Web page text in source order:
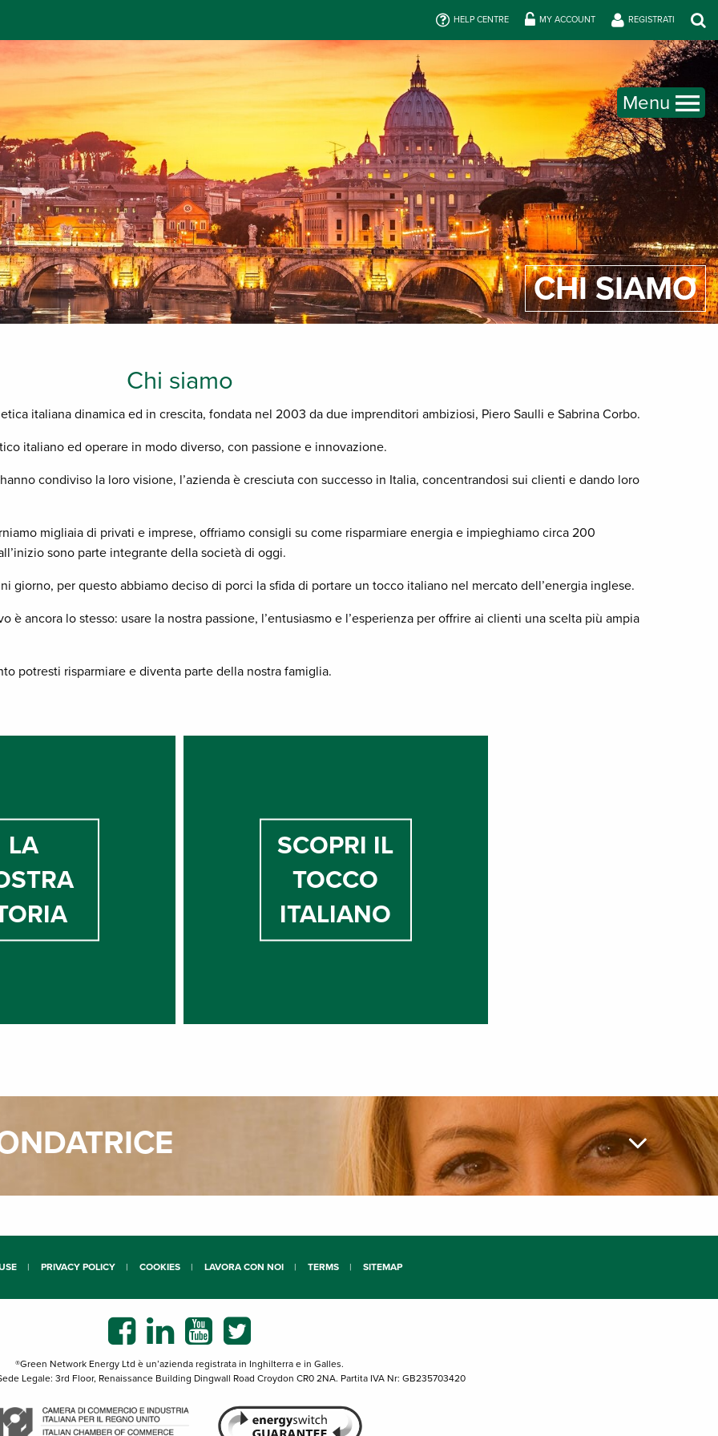
HELP CENTRE MY ACCOUNT REGISTRATI
Menu
CHI SIAMO
Chi siamo
italiana dinamica ed in crescita, fondata nel 2003 da due imprenditori ambiziosi, Piero Saulli e Sabrina Corbo.
italiano ed operare in modo diverso, con passione e innovazione.
condiviso la loro visione, l’azienda è cresciuta con successo in Italia, concentrandosi sui clienti e dando loro
migliaia di privati e imprese, offriamo consigli su come risparmiare energia e impieghiamo circa 200
sono parte integrante della società di oggi.
giorno, per questo abbiamo deciso di porci la sfida di portare un tocco italiano nel mercato dell’energia inglese.
è ancora lo stesso: usare la nostra passione, l’entusiasmo e l’esperienza per offrire ai clienti una scelta più ampia
potresti risparmiare e diventa parte della nostra famiglia.
LA
SCOPRI IL
TOCCO
ITALIANO
PRIVACY POLICY COOKIES LAVORA CON NOI TERMS SITEMAP
®Green Network Energy Ltd è un’azienda registrata in Inghilterra e in Galles.
Legale: 3rd Floor, Renaissance Building Dingwall Road Croydon CR0 2NA. Partita IVA Nr: GB235703420